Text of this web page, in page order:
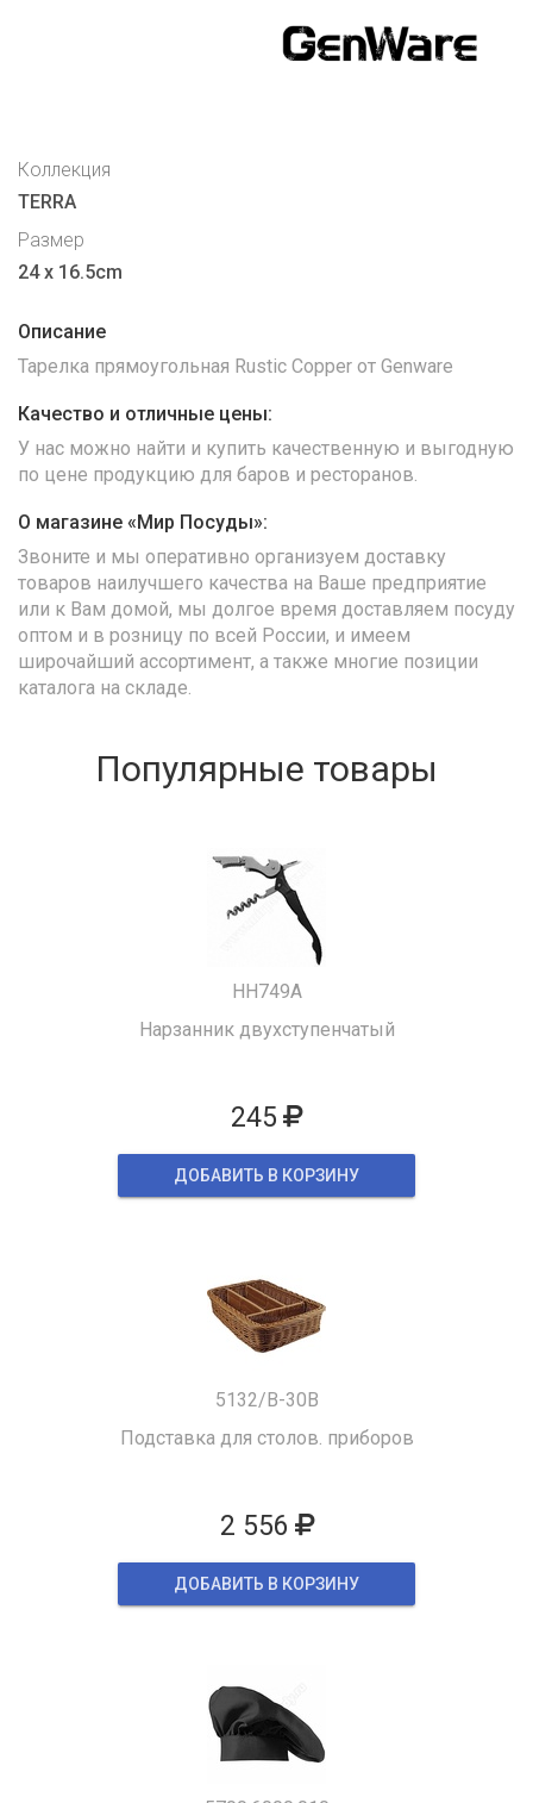
Коллекция
TERRA
Размер
24 x 16.5cm
Описание
Тарелка прямоугольная Rustic Copper от Genware
Качество и отличные цены:
У нас можно найти и купить качественную и выгодную
по цене продукцию для баров и ресторанов.
О магазине «Мир Посуды»:
Звоните и мы оперативно организуем доставку
товаров наилучшего качества на Ваше предприятие
или к Вам домой, мы долгое время доставляем посуду
оптом и в розницу по всей России, и имеем
широчайший ассортимент, а также многие позиции
каталога на складе.
Популярные товары
HH749A
Нарзанник двухступенчатый
245
ДОБАВИТЬ В КОРЗИНУ
5132/B-30B
Подставка для столов. приборов
2 556
ДОБАВИТЬ В КОРЗИНУ